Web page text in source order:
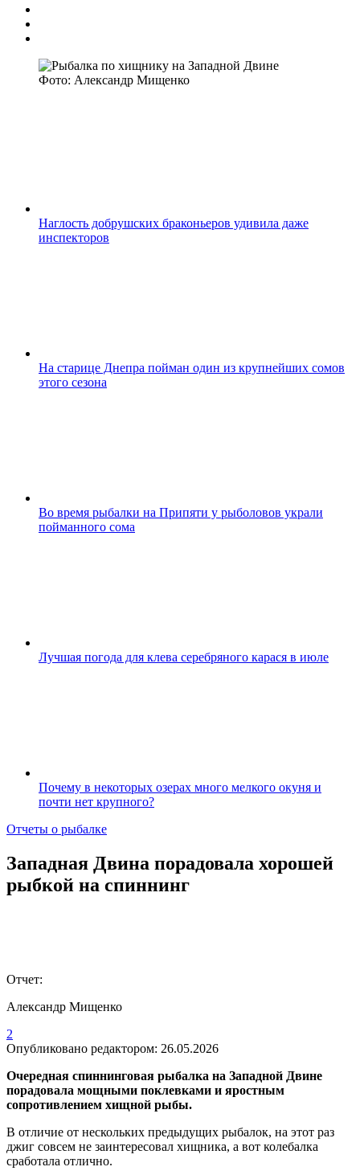
Фото: Александр Мищенко
Наглость добрушских браконьеров удивила даже
инспекторов
На старице Днепра пойман один из крупнейших сомов
этого сезона
Во время рыбалки на Припяти у рыболовов украли
пойманного сома
Лучшая погода для клева серебряного карася в июле
Почему в некоторых озерах много мелкого окуня и
почти нет крупного?
Отчеты о рыбалке
Западная Двина порадовала хорошей
рыбкой на спиннинг
Отчет:
Александр Мищенко
2
Опубликовано редактором: 26.05.2026
Очередная спиннинговая рыбалка на Западной Двине
порадовала мощными поклевками и яростным
сопротивлением хищной рыбы.
В отличие от нескольких предыдущих рыбалок, на этот раз
джиг совсем не заинтересовал хищника, а вот колебалка
сработала отлично.